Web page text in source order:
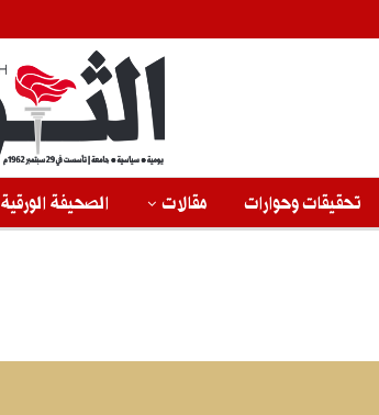
تحقيقات وحوارات مقالات الصحيفة الورقية